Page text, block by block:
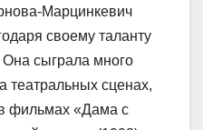
Марцинкевич
своему таланту
Она сыграла много
театральных сценах,
в фильмах «Дама с